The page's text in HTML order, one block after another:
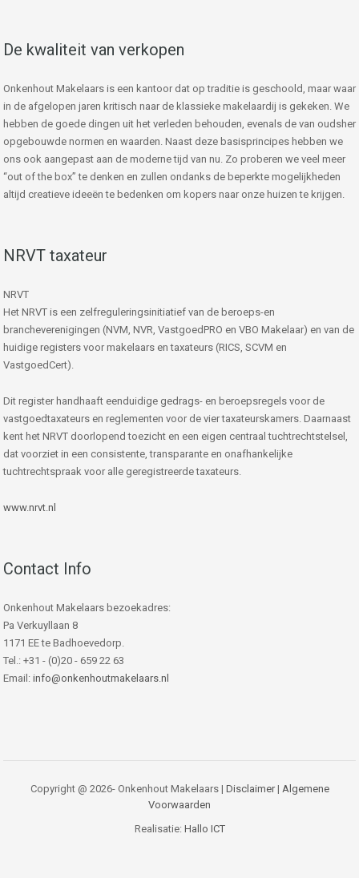
De kwaliteit van verkopen
Onkenhout Makelaars is een kantoor dat op traditie is geschoold, maar waar
in de afgelopen jaren kritisch naar de klassieke makelaardij is gekeken. We
hebben de goede dingen uit het verleden behouden, evenals de van oudsher
opgebouwde normen en waarden. Naast deze basisprincipes hebben we
ons ook aangepast aan de moderne tijd van nu. Zo proberen we veel meer
“out of the box” te denken en zullen ondanks de beperkte mogelijkheden
altijd creatieve ideeën te bedenken om kopers naar onze huizen te krijgen.
NRVT taxateur
NRVT
Het NRVT is een zelfreguleringsinitiatief van de beroeps-en
brancheverenigingen (NVM, NVR, VastgoedPRO en VBO Makelaar) en van de
huidige registers voor makelaars en taxateurs (RICS, SCVM en
VastgoedCert).
Dit register handhaaft eenduidige gedrags- en beroepsregels voor de
vastgoedtaxateurs en reglementen voor de vier taxateurskamers. Daarnaast
kent het NRVT doorlopend toezicht en een eigen centraal tuchtrechtstelsel,
dat voorziet in een consistente, transparante en onafhankelijke
tuchtrechtspraak voor alle geregistreerde taxateurs.
www.nrvt.nl
Contact Info
Onkenhout Makelaars bezoekadres:
Pa Verkuyllaan 8
1171 EE te Badhoevedorp.
Tel.: +31 - (0)20 - 659 22 63
Email: info@onkenhoutmakelaars.nl
Copyright @ 2026- Onkenhout Makelaars | Disclaimer| Algemene
Voorwaarden
Realisatie: Hallo ICT